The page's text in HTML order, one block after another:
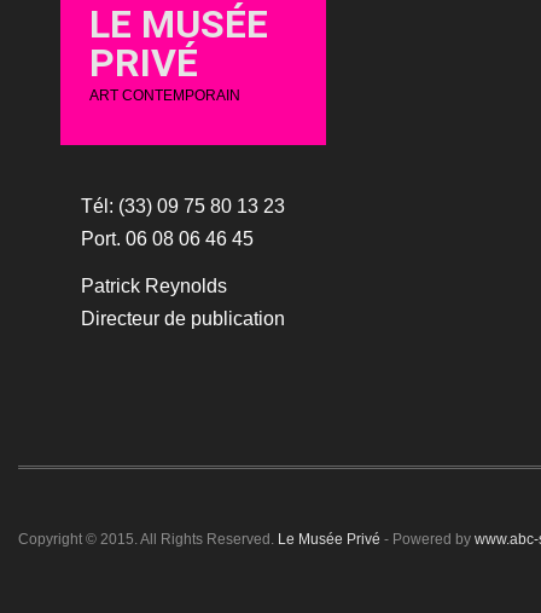
LE MUSÉE
PRIVÉ
ART CONTEMPORAIN
Tél: (33) 09 75 80 13 23
Port. 06 08 06 46 45
Patrick Reynolds
Directeur de publication
Copyright © 2015. All Rights Reserved. Le Musée Privé - Powered by